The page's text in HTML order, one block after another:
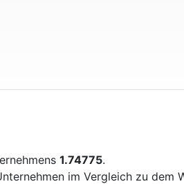
1.74775.
im Vergleich zu dem